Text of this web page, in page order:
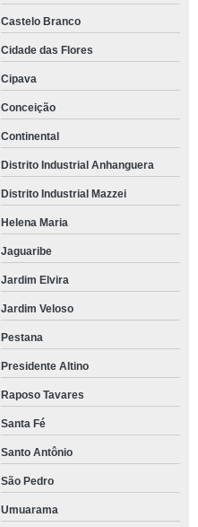
Castelo Branco
Cidade das Flores
Cipava
Conceição
Continental
Distrito Industrial Anhanguera
Distrito Industrial Mazzei
Helena Maria
Jaguaribe
Jardim Elvira
Jardim Veloso
Pestana
Presidente Altino
Raposo Tavares
Santa Fé
Santo Antônio
São Pedro
Umuarama